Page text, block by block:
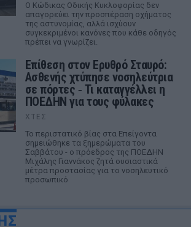
Ο Κώδικας Οδικής Κυκλοφορίας δεν
απαγορεύει την προσπέραση οχήματος
της αστυνομίας, αλλά ισχύουν
συγκεκριμένοι κανόνες που κάθε οδηγός
πρέπει να γνωρίζει.
Επίθεση στον Ερυθρό Σταυρό:
Ασθενής χτύπησε νοσηλεύτρια
σε πόρτες ‑ Τι καταγγέλλει η
ΠΟΕΔΗΝ για τους φύλακες
ΧΤΕΣ
Το περιστατικό βίας στα Επείγοντα
σημειώθηκε τα ξημερώματα του
Σαββάτου - ο πρόεδρος της ΠΟΕΔΗΝ
Μιχάλης Γιαννάκος ζητά ουσιαστικά
μέτρα προστασίας για το νοσηλευτικό
προσωπικό